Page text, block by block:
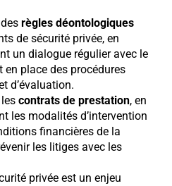
règles déontologiques
de sécurité privée, en
un dialogue régulier avec le
en place des procédures
d’évaluation.
contrats de prestation, en
les modalités d’intervention
financières de la
les litiges avec les
privée est un enjeu